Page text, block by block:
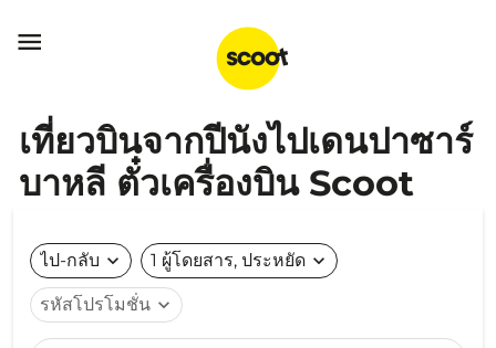

เที่ยวบินจากปีนังไปเดนปาซาร์
บาหลี ตั๋วเครื่องบิน Scoot
ไป-กลับ expand_more 1 ผู้โดยสาร, ประหยัด expand_more
รหัสโปรโมชั่น expand_more